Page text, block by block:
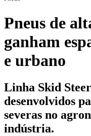
Pneus de
ganham
e urbano
Linha Skid
desenvolvidos
severas no
indústria.